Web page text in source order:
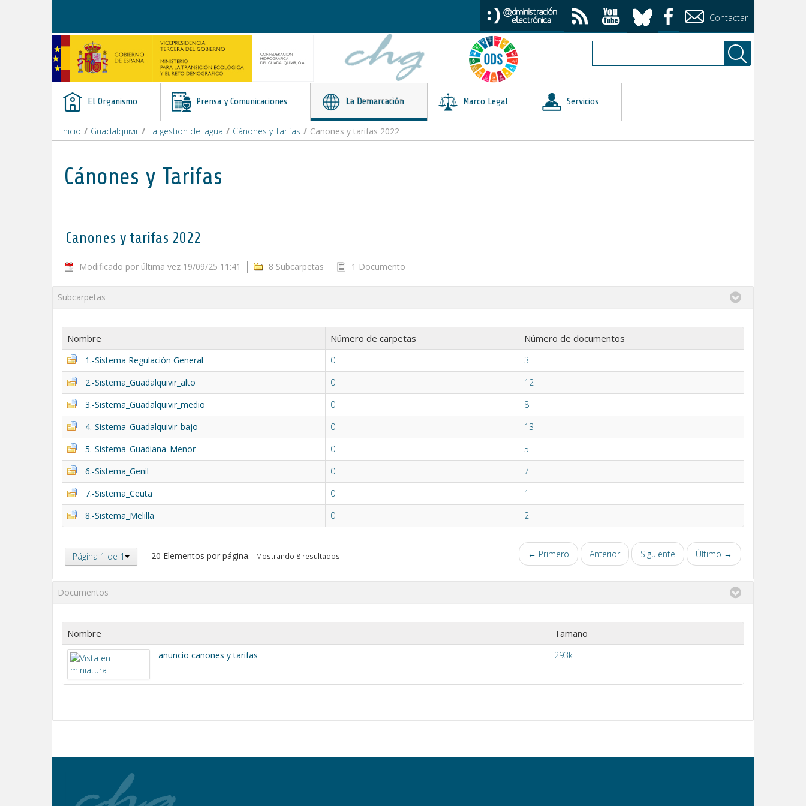
Contactar
El Organismo Prensa y Comunicaciones La Demarcación Marco Legal Servicios
Inicio / Guadalquivir / La gestion del agua / Cánones y Tarifas / Canones y tarifas 2022
Cánones y Tarifas
Canones y tarifas 2022
Modificado por última vez 19/09/25 11:41 8 Subcarpetas 1 Documento
Subcarpetas
Nombre Número de carpetas Número de documentos
1.-Sistema Regulación General 0
3
2.-Sistema_Guadalquivir_alto
0
12
3.-Sistema_Guadalquivir_medio
0
8
4.-Sistema_Guadalquivir_bajo
0
13
5.-Sistema_Guadiana_Menor
0
5
6.-Sistema_Genil
0
7
7.-Sistema_Ceuta
0
1
8.-Sistema_Melilla
0 2
Página 1 de 1 — 20 Elementos por página. Mostrando 8 resultados. ← Primero Anterior Siguiente Último →
Documentos
Nombre Tamaño
anuncio canones y tarifas 293k